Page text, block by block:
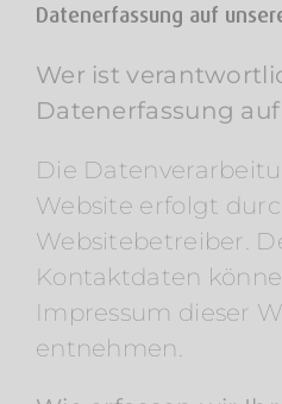
Datenerfassung auf
Wer ist
Datenerfassung
Die
Website erfolgt
Websitebetreiber.
Kontaktdaten
Impressum dieser
entnehmen.